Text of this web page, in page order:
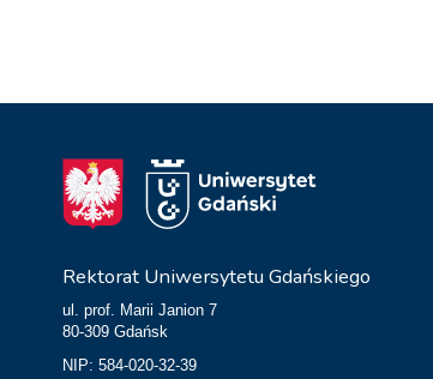
Rektorat Uniwersytetu Gdańskiego
ul. prof. Marii Janion 7
80-309 Gdańsk
NIP: 584-020-32-39